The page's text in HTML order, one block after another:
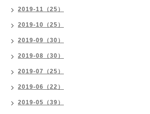
2019-11（25）
2019-10（25）
2019-09（30）
2019-08（30）
2019-07（25）
2019-06（22）
2019-05（39）